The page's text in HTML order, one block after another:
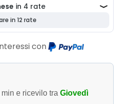
con
min e ricevilo tra Giovedì